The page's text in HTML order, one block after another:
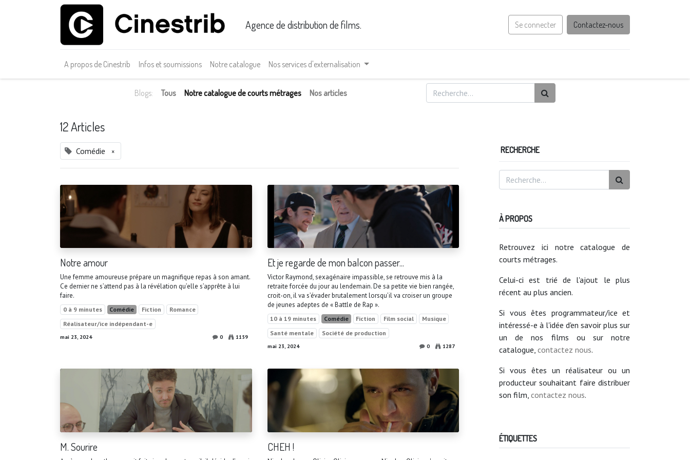
Agence de distribution de films. Se connecter Contactez-nous
A propos de Cinestrib Infos et soumissions Notre catalogue Nos services d'externalisation
Blogs: Tous Notre catalogue de courts métrages Nos articles
12 Articles
Comédie ×
Notre amour
Une femme amoureuse prépare un magnifique repas à son amant.
Ce dernier ne s’attend pas à la révélation qu’elle s’apprête à lui
faire.
0 à 9 minutes Comédie Fiction
Romance
Réalisateur/ice indépendant-e
mai 23, 2024 0 1159
Et je regarde de mon balcon passer...
Victor Raymond, sexagénaire impassible, se retrouve mis à la
retraite forcée du jour au lendemain. De sa petite vie bien rangée,
croit-on, il va s’évader brutalement lorsqu’il va croiser un groupe
de jeunes adeptes de « Battle de Rap ».
10 à 19 minutes Comédie Fiction Film social
Musique
Santé mentale
Société de production
mai 23, 2024 0 1287
M. Sourire CHEH !
RECHERCHE
À PROPOS
Retrouvez ici notre catalogue de
courts métrages.
Celui-ci est trié de l'ajout le plus
récent au plus ancien.
Si vous êtes programmateur/ice et
intéressé-e à l'idée d'en savoir plus sur
un de nos films ou sur notre
catalogue, contactez nous.
Si vous êtes un réalisateur ou un
producteur souhaitant faire distribuer
son film, contactez nous.
ÉTIQUETTES